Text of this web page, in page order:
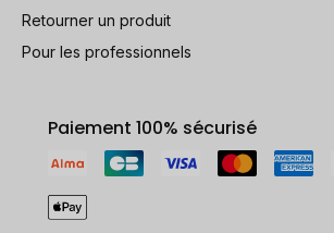
Retourner un produit
Pour les professionnels
Paiement 100% sécurisé